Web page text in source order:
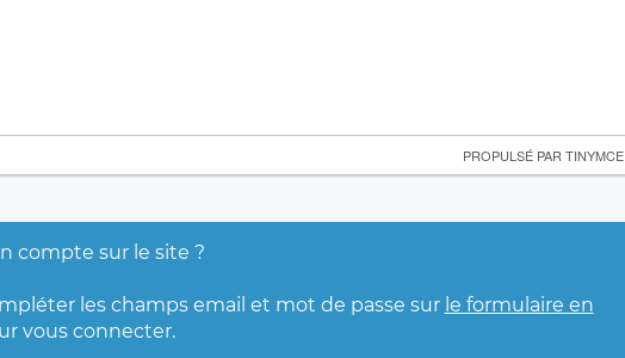
PROPULSÉ PAR TINYMCE
compte sur le site ?
les champs email et mot de passe sur le formulaire en
vous connecter.